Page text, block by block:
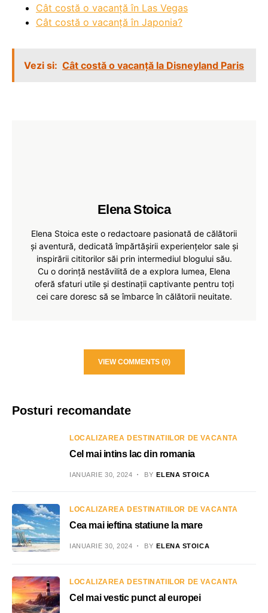
Cât costă o vacanță în Las Vegas
Cât costă o vacanță în Japonia?
Vezi si: Cât costă o vacanță la Disneyland Paris
Elena Stoica
Elena Stoica este o redactoare pasionată de călătorii
și aventură, dedicată împărtășirii experiențelor sale și
inspirării cititorilor săi prin intermediul blogului său.
Cu o dorință nestăvilită de a explora lumea, Elena
oferă sfaturi utile și destinații captivante pentru toți
cei care doresc să se îmbarce în călătorii neuitate.
VIEW COMMENTS (0)
Posturi recomandate
LOCALIZAREA DESTINATIILOR DE VACANTA
Cel mai intins lac din romania
IANUARIE 30, 2024 BY ELENA STOICA
LOCALIZAREA DESTINATIILOR DE VACANTA
Cea mai ieftina statiune la mare
IANUARIE 30, 2024 BY ELENA STOICA
LOCALIZAREA DESTINATIILOR DE VACANTA
Cel mai vestic punct al europei